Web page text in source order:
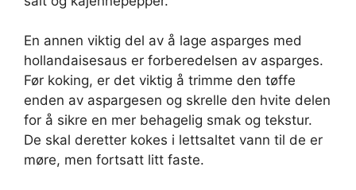
En annen viktig del av å lage asparges med
hollandaisesaus er forberedelsen av asparges.
Før koking, er det viktig å trimme den tøffe
enden av aspargesen og skrelle den hvite delen
for å sikre en mer behagelig smak og tekstur.
De skal deretter kokes i lettsaltet vann til de er
møre, men fortsatt litt faste.